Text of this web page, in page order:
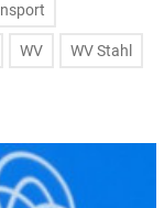
WV WV Stahl